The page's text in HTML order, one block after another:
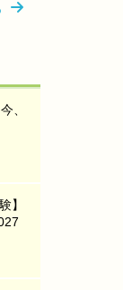
、
】